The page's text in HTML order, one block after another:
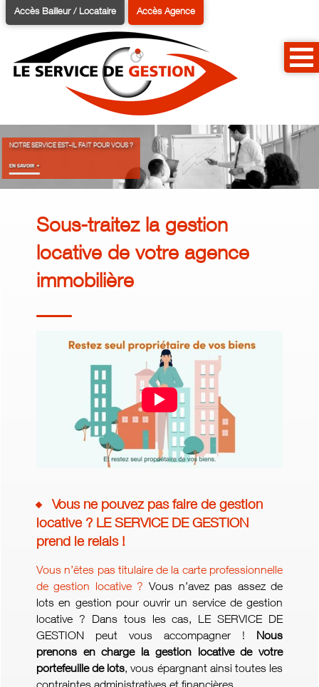
Accès Bailleur / Locataire Accès Agence
NOTRE SERVICE EST-IL FAIT POUR VOUS ?
en savoir +
en
Sous-traitez la gestion
locative de votre agence
immobilière
Vous ne pouvez pas faire de gestion
locative ? LE SERVICE DE GESTION
prend le relais !
Vous n’êtes pas titulaire de la carte professionnelle
de gestion locative ? Vous n’avez pas assez de
lots en gestion pour ouvrir un service de gestion
locative ? Dans tous les cas, LE SERVICE DE
GESTION peut vous accompagner ! Nous
prenons en charge la gestion locative de votre
portefeuille de lots, vous épargnant ainsi toutes les
contraintes administratives et financières.